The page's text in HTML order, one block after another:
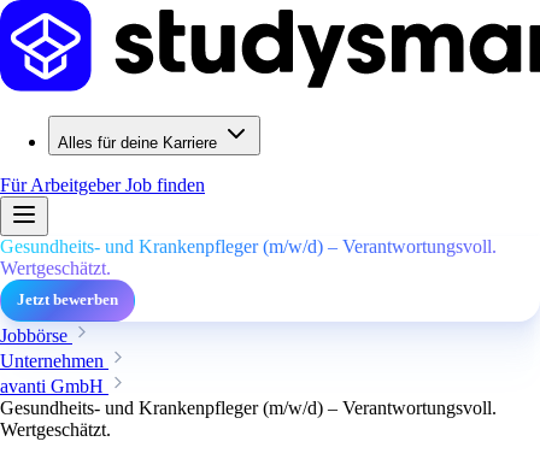
Alles für deine Karriere
Für ArbeitgeberJob finden
Gesundheits- und Krankenpfleger (m/w/d) – Verantwortungsvoll.
Wertgeschätzt.
Jetzt bewerben
Jobbörse
Unternehmen
avanti GmbH
Gesundheits- und Krankenpfleger (m/w/d) – Verantwortungsvoll.
Wertgeschätzt.